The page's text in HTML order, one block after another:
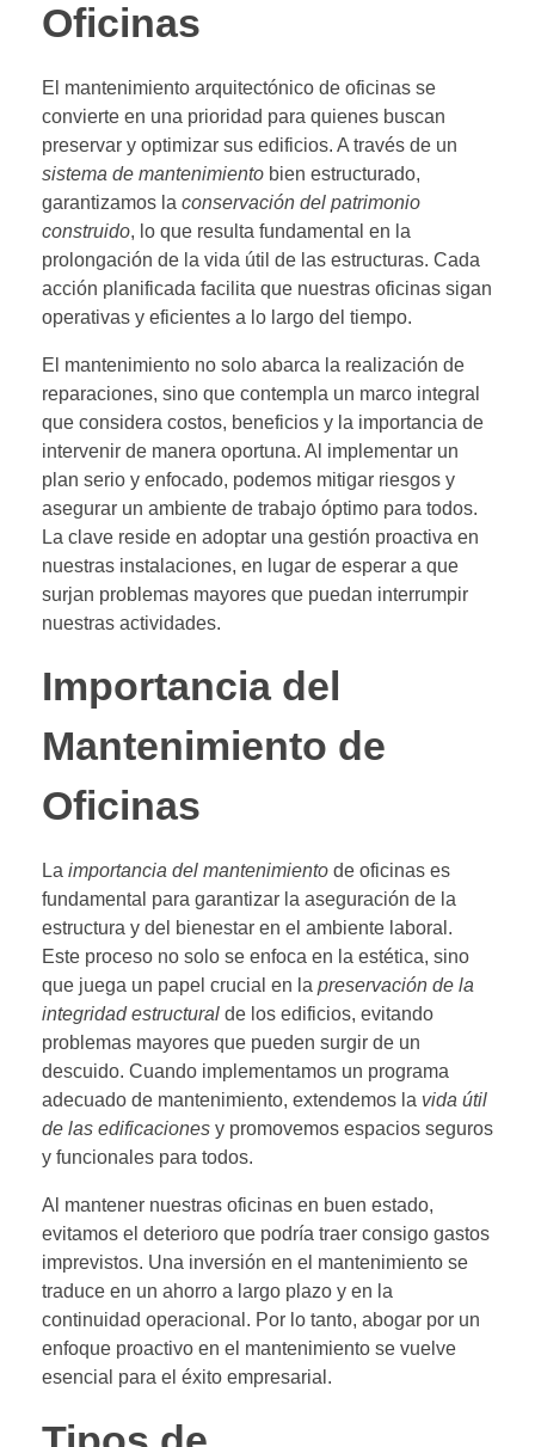
Oficinas
El mantenimiento arquitectónico de oficinas se
convierte en una prioridad para quienes buscan
preservar y optimizar sus edificios. A través de un
sistema de mantenimiento bien estructurado,
garantizamos la conservación del patrimonio
construido, lo que resulta fundamental en la
prolongación de la vida útil de las estructuras. Cada
acción planificada facilita que nuestras oficinas sigan
operativas y eficientes a lo largo del tiempo.
El mantenimiento no solo abarca la realización de
reparaciones, sino que contempla un marco integral
que considera costos, beneficios y la importancia de
intervenir de manera oportuna. Al implementar un
plan serio y enfocado, podemos mitigar riesgos y
asegurar un ambiente de trabajo óptimo para todos.
La clave reside en adoptar una gestión proactiva en
nuestras instalaciones, en lugar de esperar a que
surjan problemas mayores que puedan interrumpir
nuestras actividades.
Importancia del
Mantenimiento de
Oficinas
La importancia del mantenimiento de oficinas es
fundamental para garantizar la aseguración de la
estructura y del bienestar en el ambiente laboral.
Este proceso no solo se enfoca en la estética, sino
que juega un papel crucial en la preservación de la
integridad estructural de los edificios, evitando
problemas mayores que pueden surgir de un
descuido. Cuando implementamos un programa
adecuado de mantenimiento, extendemos la vida útil
de las edificaciones y promovemos espacios seguros
y funcionales para todos.
Al mantener nuestras oficinas en buen estado,
evitamos el deterioro que podría traer consigo gastos
imprevistos. Una inversión en el mantenimiento se
traduce en un ahorro a largo plazo y en la
continuidad operacional. Por lo tanto, abogar por un
enfoque proactivo en el mantenimiento se vuelve
esencial para el éxito empresarial.